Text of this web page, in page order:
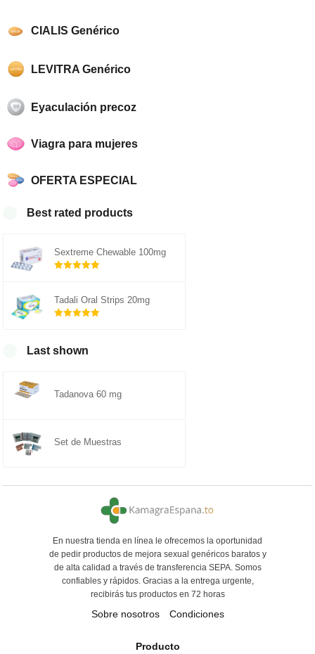
CIALIS Genérico
LEVITRA Genérico
Eyaculación precoz
Viagra para mujeres
OFERTA ESPECIAL
Best rated products
Sextreme Chewable 100mg
Tadali Oral Strips 20mg
Last shown
Tadanova 60 mg
Set de Muestras
En nuestra tienda en línea le ofrecemos la oportunidad
de pedir productos de mejora sexual genéricos baratos y
de alta calidad a través de transferencia SEPA. Somos
confiables y rápidos. Gracias a la entrega urgente,
recibirás tus productos en 72 horas
Sobre nosotros Condiciones
Producto